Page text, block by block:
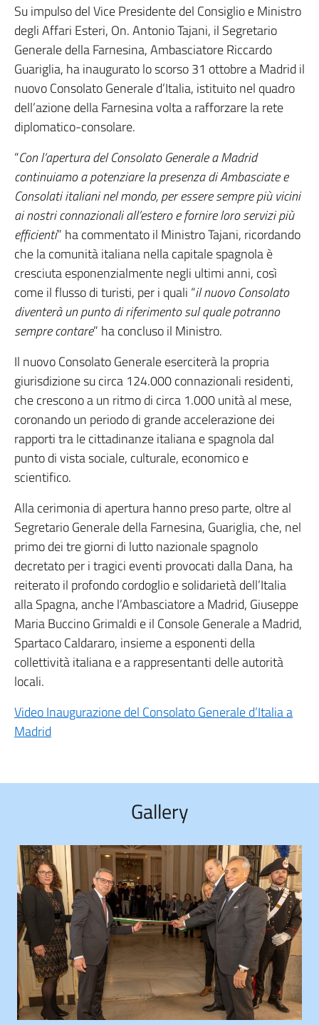
Su impulso del Vice Presidente del Consiglio e Ministro
degli Affari Esteri, On. Antonio Tajani, il Segretario
Generale della Farnesina, Ambasciatore Riccardo
Guariglia, ha inaugurato lo scorso 31 ottobre a Madrid il
nuovo Consolato Generale d’Italia, istituito nel quadro
dell’azione della Farnesina volta a rafforzare la rete
diplomatico-consolare.
“Con l’apertura del Consolato Generale a Madrid
continuiamo a potenziare la presenza di Ambasciate e
Consolati italiani nel mondo, per essere sempre più vicini
ai nostri connazionali all’estero e fornire loro servizi più
efficienti” ha commentato il Ministro Tajani, ricordando
che la comunità italiana nella capitale spagnola è
cresciuta esponenzialmente negli ultimi anni, così
come il flusso di turisti, per i quali “il nuovo Consolato
diventerà un punto di riferimento sul quale potranno
sempre contare” ha concluso il Ministro.
Il nuovo Consolato Generale eserciterà la propria
giurisdizione su circa 124.000 connazionali residenti,
che crescono a un ritmo di circa 1.000 unità al mese,
coronando un periodo di grande accelerazione dei
rapporti tra le cittadinanze italiana e spagnola dal
punto di vista sociale, culturale, economico e
scientifico.
Alla cerimonia di apertura hanno preso parte, oltre al
Segretario Generale della Farnesina, Guariglia, che, nel
primo dei tre giorni di lutto nazionale spagnolo
decretato per i tragici eventi provocati dalla Dana, ha
reiterato il profondo cordoglio e solidarietà dell’Italia
alla Spagna, anche l’Ambasciatore a Madrid, Giuseppe
Maria Buccino Grimaldi e il Console Generale a Madrid,
Spartaco Caldararo, insieme a esponenti della
collettività italiana e a rappresentanti delle autorità
locali.
Video Inaugurazione del Consolato Generale d’Italia a
Madrid
Gallery